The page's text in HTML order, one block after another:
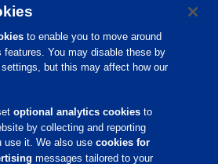
תמיכה מקצועית
מידע מקצועי
קריירה
to enable you to move around
features. You may disable these by
but this may affect how our
optional analytics cookies to
by collecting and reporting
use it. We also usecookies for
messages tailored to your